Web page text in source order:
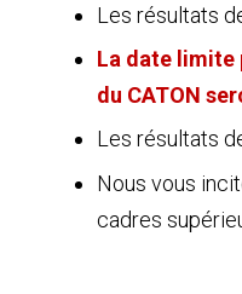
Les résultats
La date limite
du CATON
Les résultats
Nous vous
cadres